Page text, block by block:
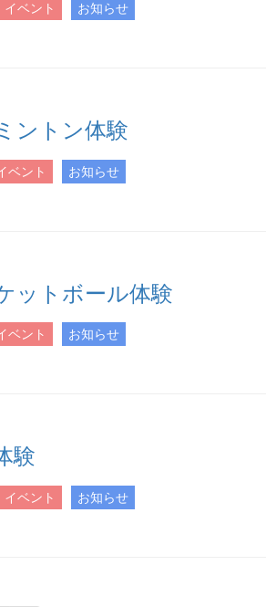
イベント お知らせ
ントン体験
ベント お知らせ
ットボール体験
ベント お知らせ
験
イベント お知らせ